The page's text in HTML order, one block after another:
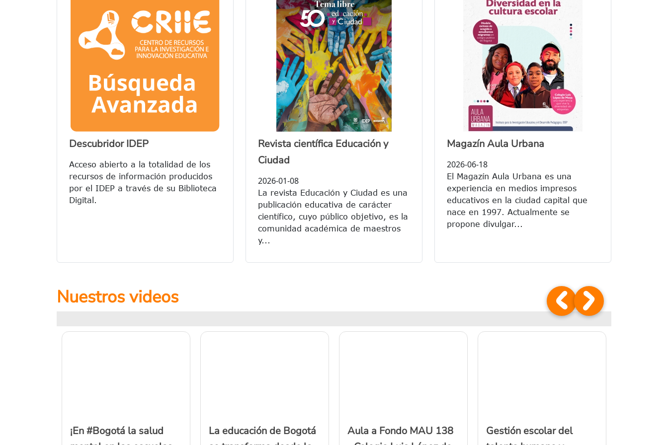
Descubridor IDEP
Acceso abierto a la totalidad de los
recursos de información producidos
por el IDEP a través de su Biblioteca
Digital.
Revista científica Educación y
Ciudad
2026-01-08
La revista Educación y Ciudad es una
publicación educativa de carácter
científico, cuyo público objetivo, es la
comunidad académica de maestros
y...
Magazín Aula Urbana
2026-06-18
El Magazín Aula Urbana es una
experiencia en medios impresos
educativos en la ciudad capital que
nace en 1997. Actualmente se
propone divulgar...
Nuestros videos
¡En #Bogotá la salud
La educación de Bogotá
Aula a Fondo MAU 138
Gestión escolar del